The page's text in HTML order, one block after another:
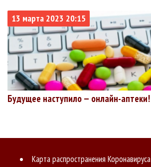
13 марта 2023 20:15
Будущее наступило — онлайн-аптеки!
Карта распространения Коронавируса